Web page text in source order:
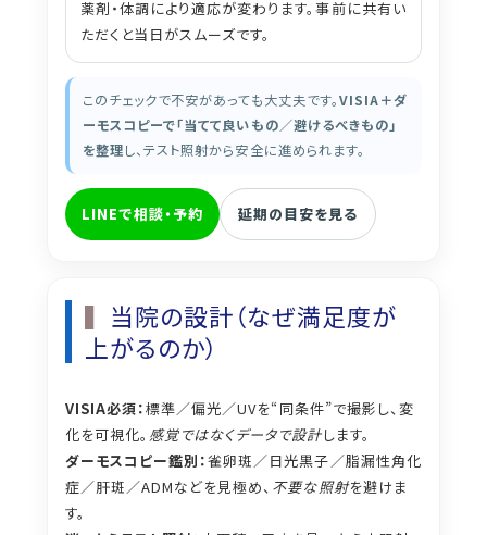
薬剤・体調により適応が変わります。事前に共有い
ただくと当日がスムーズです。
このチェックで不安があっても大丈夫です。VISIA＋ダ
ーモスコピーで「当てて良いもの／避けるべきもの」
を整理し、テスト照射から安全に進められます。
LINEで相談・予約 延期の目安を見る
当院の設計（なぜ満足度が
上がるのか）
VISIA必須：標準／偏光／UVを“同条件”で撮影し、変
化を可視化。 感覚ではなくデータで設計します。
ダーモスコピー鑑別：雀卵斑／日光黒子／脂漏性角化
症／肝斑／ADMなどを見極め、 不要な照射を避けま
す。